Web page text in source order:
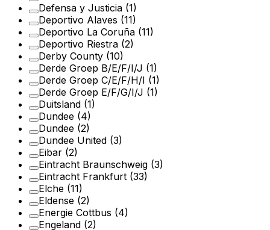
Defensa y Justicia (1)
Deportivo Alaves (11)
Deportivo La Coruña (11)
Deportivo Riestra (2)
Derby County (10)
Derde Groep B/E/F/I/J (1)
Derde Groep C/E/F/H/I (1)
Derde Groep E/F/G/I/J (1)
Duitsland (1)
Dundee (4)
Dundee (2)
Dundee United (3)
Eibar (2)
Eintracht Braunschweig (3)
Eintracht Frankfurt (33)
Elche (11)
Eldense (2)
Energie Cottbus (4)
Engeland (2)